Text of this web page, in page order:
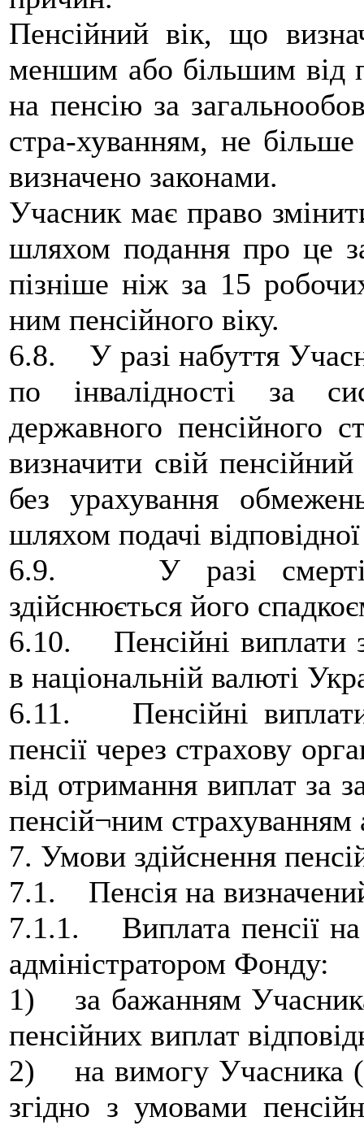
Пенсійний вік, що
меншим або більшим від
на пенсію за
стра-хуванням, не
визначено законами.
Учасник має право
шляхом подання про це
пізніше ніж за 15
ним пенсійного віку.
6.8. У разі набуття
по інвалідності за
державного пенсійного
визначити свій пенсійний
без урахування
шляхом подачі
6.9. У разі смерті
здійснюється його
6.10. Пенсійні виплати
в національній валюті
6.11. Пенсійні
пенсії через страхову
від отримання виплат за
пенсій¬ним
7. Умови здійснення
7.1. Пенсія на
7.1.1. Виплата пенсії на
адміністратором Фонду:
1) за бажанням
пенсійних виплат
2) на вимогу Учасника
згідно з умовами